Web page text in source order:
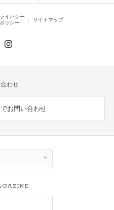
イバシー
ポリシー
サイトマップ
わせ
お問い合わせ